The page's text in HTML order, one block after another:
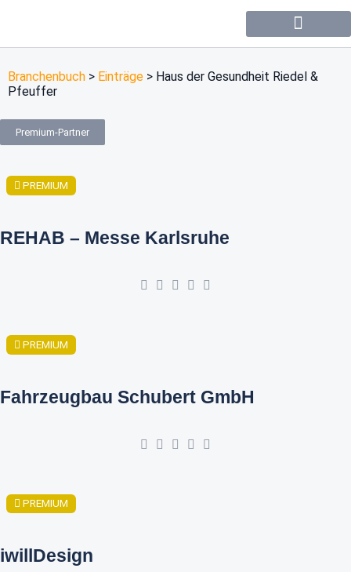
Branchenbuch > Einträge > Haus der Gesundheit Riedel &
Pfeuffer
Premium-Partner
PREMIUM
REHAB – Messe Karlsruhe
PREMIUM
Fahrzeugbau Schubert GmbH
PREMIUM
iwillDesign